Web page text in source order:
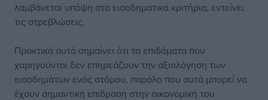
λαμβάνεται υπόψη στα εισοδηματικά κριτήρια, εντείνει
τις στρεβλώσεις.
Πρακτικά αυτό σημαίνει ότι τα επιδόματα που
χορηγούνται δεν επηρεάζουν την αξιολόγηση των
εισοδημάτων ενός ατόμου, παρόλο που αυτά μπορεί να
έχουν σημαντική επίδραση στην οικονομική του